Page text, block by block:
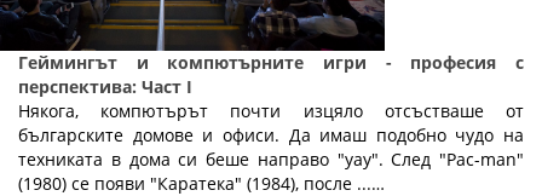
Геймингът и компютърните игри - професия с
перспектива: Част I
Някога, компютърът почти изцяло отсъстваше от
българските домове и офиси. Да имаш подобно чудо на
техниката в дома си беше направо "уау". След "Pac-man"
(1980) се появи "Каратека" (1984), после ...…